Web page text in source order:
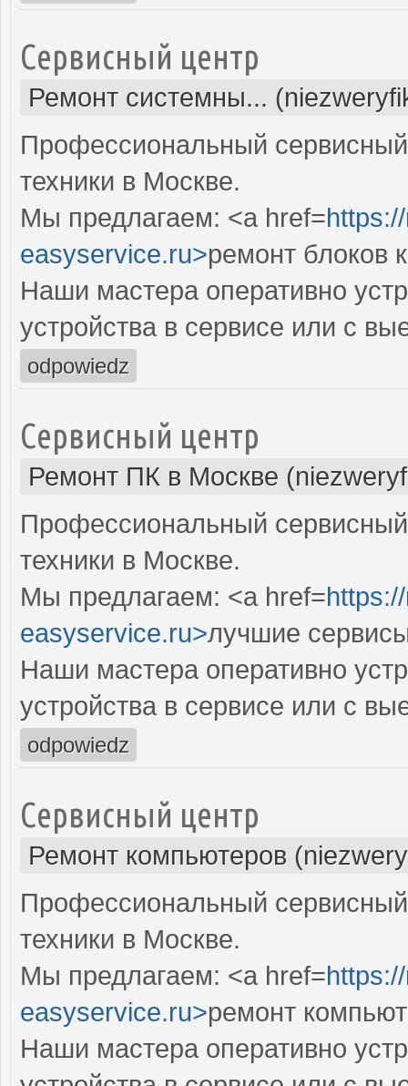
Сервисный центр
Ремонт системны...
Профессиональный
техники в Москве.
Мы предлагаем: <a href=
easyservice.ru>ремонт блоков
Наши мастера оперативно
устройства в сервисе или с
odpowiedz
Сервисный центр
Ремонт ПК в Москве
Профессиональный
техники в Москве.
Мы предлагаем: <a href=
easyservice.ru>лучшие
Наши мастера оперативно
устройства в сервисе или с
odpowiedz
Сервисный центр
Ремонт компьютеров
Профессиональный
техники в Москве.
Мы предлагаем: <a href=
easyservice.ru>ремонт
Наши мастера оперативно